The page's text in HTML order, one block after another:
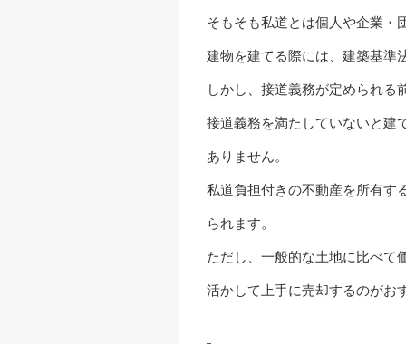
そもそも私道とは個人や企業・
建物を建てる際には、建築基準
しかし、接道義務が定められる
接道義務を満たしていないと建
ありません。
私道負担付きの不動産を所有す
られます。
ただし、一般的な土地に比べて
活かして上手に売却するのがお